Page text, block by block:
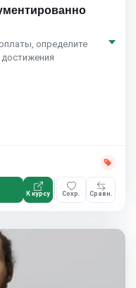
определите
К курсу Сохр. Сравн.